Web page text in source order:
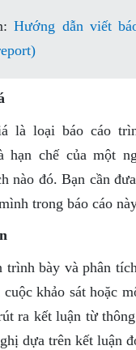
Hướng dẫn viết
là loại báo cáo
hạn chế của một
nào đó. Bạn cần
trong báo cáo
trình bày và phân
khảo sát hoặc
ra kết luận từ
dựa trên kết luận